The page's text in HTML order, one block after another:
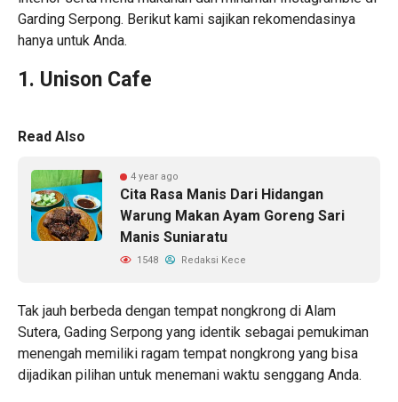
Garding Serpong. Berikut kami sajikan rekomendasinya
hanya untuk Anda.
1. Unison Cafe
Read Also
4 year ago
Cita Rasa Manis Dari Hidangan
Warung Makan Ayam Goreng Sari
Manis Suniaratu
1548 Redaksi Kece
Tak jauh berbeda dengan tempat nongkrong di Alam
Sutera, Gading Serpong yang identik sebagai pemukiman
menengah memiliki ragam tempat nongkrong yang bisa
dijadikan pilihan untuk menemani waktu senggang Anda.